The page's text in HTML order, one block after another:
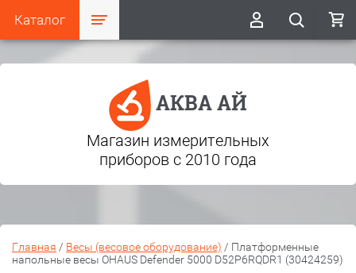
Каталог
АКВА АЙ
Магазин измерительных
приборов с 2010 года
Главная / Весы (весовое оборудование) / Платформенные
напольные весы OHAUS Defender 5000 D52P6RQDR1 (30424259)